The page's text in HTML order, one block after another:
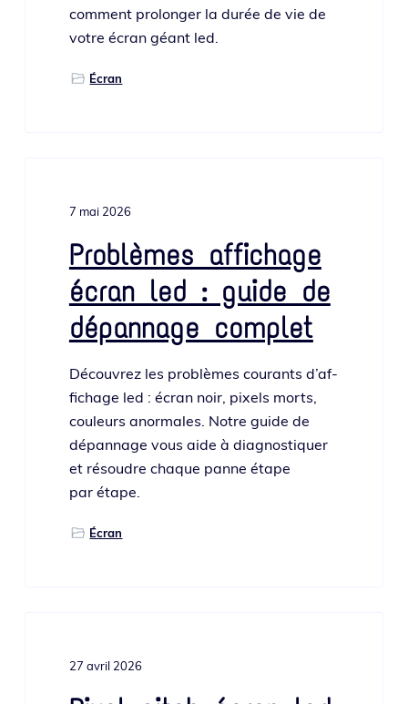
com­ment pro­lon­ger la durée de vie de
votre écran géant led.
Écran
7 mai 2026
Problèmes affichage
écran led : guide de
dépannage complet
Découvrez les pro­blèmes cou­rants d’af­
fi­chage led : écran noir, pixels morts,
cou­leurs anor­males. Notre guide de
dépan­nage vous aide à diag­nos­ti­quer
et résoudre chaque panne étape
par étape.
Écran
27 avril 2026